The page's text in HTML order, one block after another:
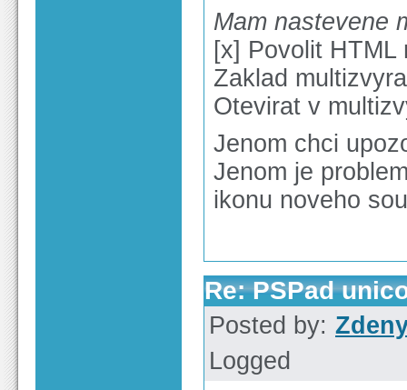
Mam nastevene
[x] Povolit
Zaklad
Otevirat v
Jenom chci
Jenom je
ikonu noveho
Re: PSPad
Posted by:
Logged